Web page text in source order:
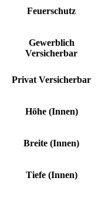
Feuerschutz
Gewerblich
Versicherbar
Privat Versicherbar
Höhe (Innen)
Breite (Innen)
Tiefe (Innen)